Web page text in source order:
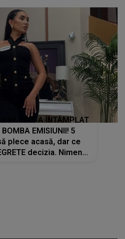
CE S-A ÎNTÂMPLAT
EMISIUNII! 5
plece acasă, dar ce
decizia. Nimeni